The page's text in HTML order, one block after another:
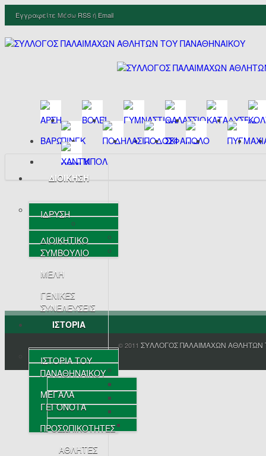
Εγγραφείτε Μέσω RSSή Email
ΔΙΟΙΚΗΣΗ
ΙΔΡΥΣΗ
ΔΙΟΙΚΗΤΙΚΟ
ΣΥΜΒΟΥΛΙΟ
ΜΕΛΗ
ΓΕΝΙΚΕΣ
ΣΥΝΕΛΕΥΣΕΙΣ
ΙΣΤΟΡΙΑ
ΙΣΤΟΡΙΑ ΤΟΥ
ΠΑΝΑΘΗΝΑΪΚΟΥ
ΜΕΓΑΛΑ
ΓΕΓΟΝΟΤΑ
ΠΡΟΣΩΠΙΚΟΤΗΤΕΣ
ΑΘΛΗΤΕΣ
© 2011 ΣΥΛΛΟΓΟΣ ΠΑΛΑΙΜΑΧΩΝ ΑΘΛΗΤΩΝ